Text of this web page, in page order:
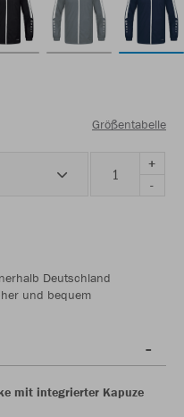
Größentabelle
+
-
Deutschland
und bequem
mit integrierter Kapuze